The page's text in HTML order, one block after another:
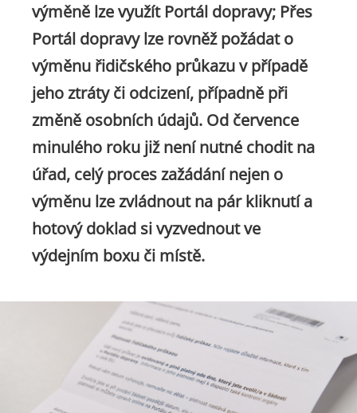
výměně lze využít Portál dopravy; Přes
Portál dopravy lze rovněž požádat o
výměnu řidičského průkazu v případě
jeho ztráty či odcizení, případně při
změně osobních údajů. Od července
minulého roku již není nutné chodit na
úřad, celý proces zažádání nejen o
výměnu lze zvládnout na pár kliknutí a
hotový doklad si vyzvednout ve
výdejním boxu či místě.